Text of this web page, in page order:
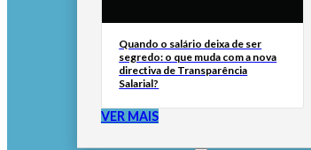
Quando o salário deixa de ser
segredo: o que muda com a nova
directiva de Transparência
Salarial?
VER MAIS